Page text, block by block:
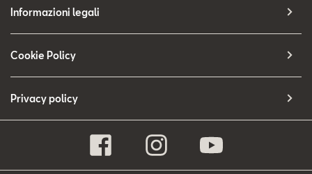
Informazioni legali
Cookie Policy
Privacy policy